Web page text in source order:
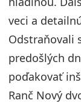
veci a
Odstraňovali
predošlých
poďakovať
Ranč Nový